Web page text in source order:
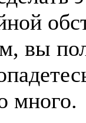
вы
много.